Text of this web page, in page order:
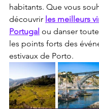
habitants. Que vous
découvrir les meilleurs
Portugal ou danser
les points forts des
estivaux de Porto.